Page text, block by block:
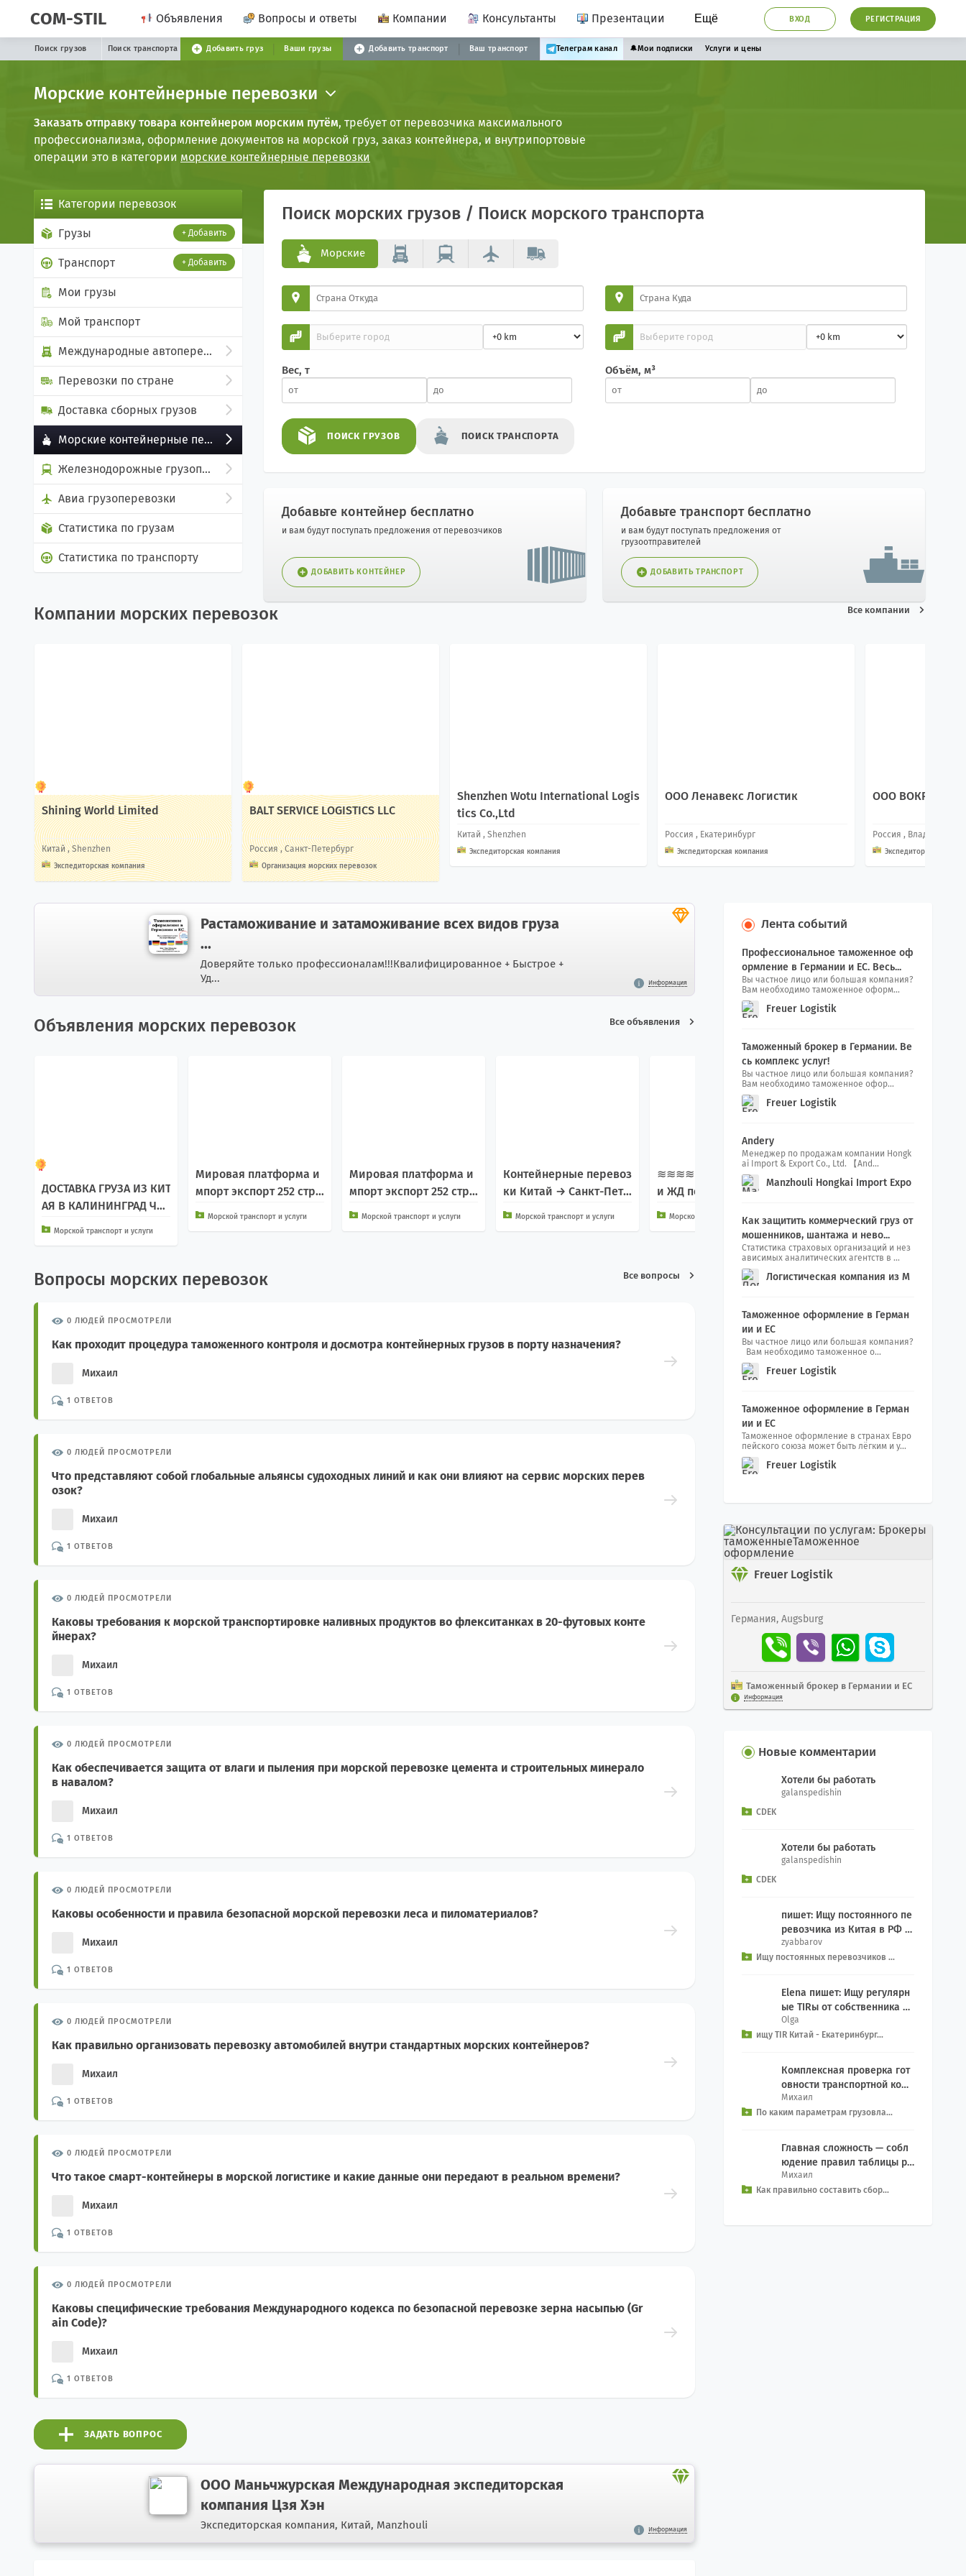
COM-STIL Объявления Вопросы и ответы Компании Консультанты Презентации Ещё ВХОД РЕГИСТРАЦИЯ
Поиск грузов Поиск транспорта Добавить груз Ваши грузы Добавить транспорт Ваш транспорт Телеграм канал 🔔Мои подписки Услуги и цены
Морские контейнерные перевозки
Заказать отправку товара контейнером морским путём, требует от перевозчика максимального
профессионализма, оформление документов на морской груз, заказ контейнера, и внутрипортовые
операции это в категории морские контейнерные перевозки
Категории перевозок
Грузы + Добавить
Транспорт + Добавить
Мои грузы
Мой транспорт
Международные автоперевозки
Перевозки по стране
Доставка сборных грузов
Морские контейнерные перевозки
Железнодорожные грузоперевозки
Авиа грузоперевозки
Статистика по грузам
Статистика по транспорту
Поиск морских грузов / Поиск морского транспорта
Морские
Вес, т Объём, м³
ПОИСК ГРУЗОВ ПОИСКТРАНСПОРТА
Добавьте контейнер бесплатно
и вам будут поступать предложения от перевозчиков
ДОБАВИТЬ КОНТЕЙНЕР
Добавьте транспорт бесплатно
и вам будут поступать предложения от
грузоотправителей
ДОБАВИТЬ ТРАНСПОРТ
Компании морских перевозок Все компании
Shining World Limited
Китай, Shenzhen
Экспедиторская компания
BALT SERVICE LOGISTICS LLC
Россия, Санкт-Петербург
Организация морских перевозок
Shenzhen Wotu International Logis
tics Co.,Ltd
Китай , Shenzhen
Экспедиторская компания
ООО Ленавекс Логистик
Россия , Екатеринбург
Экспедиторская компания
ООО ВОКРУГ
Россия , Владивосток
Экспедиторская
Растаможивание и затаможивание всех видов груза
...
Доверяйте только профессионалам!!!Квалифицированное + Быстрое +
Уд...
Информация
Объявления морских перевозок Все объявления
ДОСТАВКА ГРУЗА ИЗ КИТ
АЯ В КАЛИНИНГРАД ЧЕР
ЕЗ СМП
Морской транспорт и услуги
Мировая платформа и
мпорт экспорт 252 стра
н
Морской транспорт и услуги
Мировая платформа и
мпорт экспорт 252 стра
н
Морской транспорт и услуги
Контейнерные перевоз
ки Китай → Санкт-Пете
рбург
Морской транспорт и услуги
≋≋≋≋≋≋≋≋ Морские
и ЖД перевозки ≋≋≋
≋≋≋≋≋
Морской транспорт и услуги
МОРСКИЕ ПЕРЕВОЗКИ И
Морской транспорт и услуги
Вопросы морских перевозок Все вопросы
0 ЛЮДЕЙ ПРОСМОТРЕЛИ
Как проходит процедура таможенного контроля и досмотра контейнерных грузов в порту назначения?
Михаил
1 ОТВЕТОВ
0 ЛЮДЕЙ ПРОСМОТРЕЛИ
Что представляют собой глобальные альянсы судоходных линий и как они влияют на сервис морских перев
озок?
Михаил
1 ОТВЕТОВ
0 ЛЮДЕЙ ПРОСМОТРЕЛИ
Каковы требования к морской транспортировке наливных продуктов во флекситанках в 20-футовых конте
йнерах?
Михаил
1 ОТВЕТОВ
0 ЛЮДЕЙ ПРОСМОТРЕЛИ
Как обеспечивается защита от влаги и пыления при морской перевозке цемента и строительных минерало
в навалом?
Михаил
1 ОТВЕТОВ
0 ЛЮДЕЙ ПРОСМОТРЕЛИ
Каковы особенности и правила безопасной морской перевозки леса и пиломатериалов?
Михаил
1 ОТВЕТОВ
0 ЛЮДЕЙ ПРОСМОТРЕЛИ
Как правильно организовать перевозку автомобилей внутри стандартных морских контейнеров?
Михаил
1 ОТВЕТОВ
0 ЛЮДЕЙ ПРОСМОТРЕЛИ
Что такое смарт-контейнеры в морской логистике и какие данные они передают в реальном времени?
Михаил
1 ОТВЕТОВ
0 ЛЮДЕЙ ПРОСМОТРЕЛИ
Каковы специфические требования Международного кодекса по безопасной перевозке зерна насыпью (Gr
ain Code)?
Михаил
1 ОТВЕТОВ
ЗАДАТЬ ВОПРОС
ООО Маньчжурская Международная экспедиторская
компания Цзя Хэн
Экспедиторская компания, Китай, Manzhouli Информация
Лента событий
Профессиональное таможенное оф
ормление в Германии и ЕС. Весь...
Вы частное лицо или большая компания?
Вам необходимо таможенное оформ...
Freuer Logistik
Таможенный брокер в Германии. Ве
сь комплекс услуг!
Вы частное лицо или большая компания?
Вам необходимо таможенное офор...
Freuer Logistik
Andery
Менеджер по продажам компании Hongk
ai Import & Export Co., Ltd. 【And...
Manzhouli Hongkai Import Expo
Как защитить коммерческий груз от
мошенников, шантажа и нево...
Статистика страховых организаций и нез
ависимых аналитических агентств в ...
Логистическая компания из М
Таможенное оформление в Герман
ии и ЕС
Вы частное лицо или большая компания?
Вам необходимо таможенное о...
Freuer Logistik
Таможенное оформление в Герман
ии и ЕС
Таможенное оформление в странах Евро
пейского союза может быть лёгким и у...
Freuer Logistik
Freuer Logistik
Германия, Augsburg
Таможенный брокер в Германии и ЕС
Информация
Новые комментарии
Хотели бы работать
galanspedishin
CDEK
Хотели бы работать
galanspedishin
CDEK
пишет: Ищу постоянного пе
ревозчика из Китая в РФ д
ля еженедельного Добрый
день, как связ...
zyabbarov
Ищу постоянных перевозчиков ...
Elena пишет: Ищу регулярн
ые TIRы от собственника се
рвиса на Екатеринбург из к
итая, EXW We...
Olga
ищу TIR Китай - Екатеринбург...
Комплексная проверка гот
овности транспортной комп
ании включает контрольны
й чек-лист: Прове...
Михаил
По каким параметрам грузовла...
Главная сложность — собл
юдение правил таблицы ра
зделения (Segregation): За
прет на совместн...
Михаил
Как правильно составить сбор...